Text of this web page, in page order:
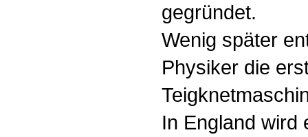
gegründet.
Wenig später
Physiker die
In England wird